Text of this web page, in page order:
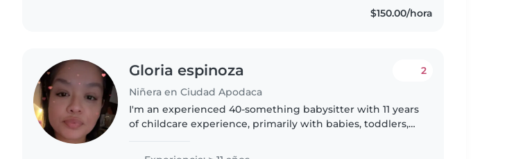
$150.00/hora
Gloria espinoza
Niñera en Ciudad Apodaca
2
I'm an experienced 40-something babysitter with 11 years
of childcare experience, primarily with babies, toddlers,
and I have..